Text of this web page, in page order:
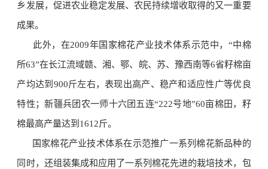
乡发展，促进农业稳定发展、农民持续增收取得的又一重要
成果。
此外，在2009年国家棉花产业技术体系示范中，“中棉
所63”在长江流域赣、湘、鄂、皖、苏、豫西南等6省籽棉亩
产均达到900斤左右，表现出高产、稳产和适应性广等优良
特性；新疆兵团农一师十六团五连“222号地”60亩棉田，籽
棉最高产量达到1612斤。
国家棉花产业技术体系在示范推广一系列棉花新品种的
同时，还组装集成和应用了一系列棉花先进的栽培技术，包